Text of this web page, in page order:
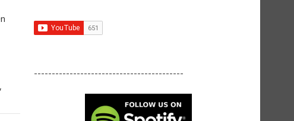
,
------------------------------------------